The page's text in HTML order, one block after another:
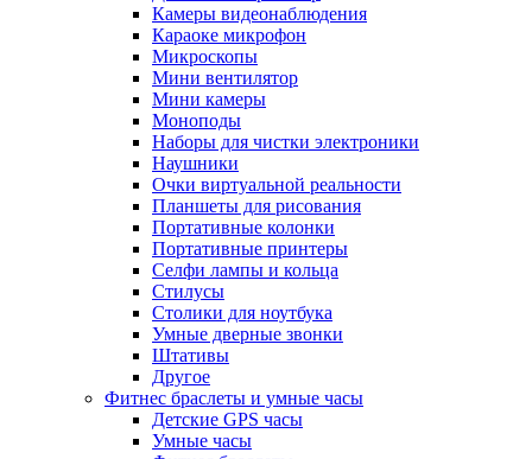
Камеры видеонаблюдения
Караоке микрофон
Микроскопы
Мини вентилятор
Мини камеры
Моноподы
Наборы для чистки электроники
Наушники
Очки виртуальной реальности
Планшеты для рисования
Портативные колонки
Портативные принтеры
Селфи лампы и кольца
Стилусы
Столики для ноутбука
Умные дверные звонки
Штативы
Другое
Фитнес браслеты и умные часы
Детские GPS часы
Умные часы